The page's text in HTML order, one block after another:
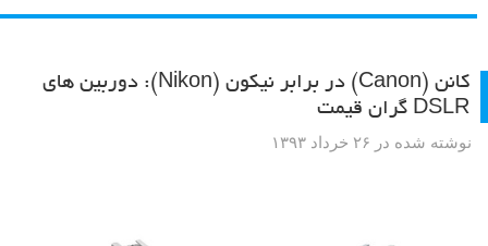
کانن (Canon) در برابر نیکون (Nikon): دوربین های
DSLR گران قیمت
نوشته شده در ۲۶ خرداد ۱۳۹۳